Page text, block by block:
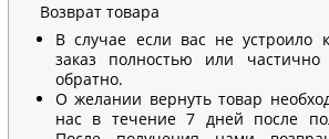
Возврат товара
В случае если вас не устроило
заказ полностью или
обратно.
О желании вернуть товар
нас в течение 7 дней после